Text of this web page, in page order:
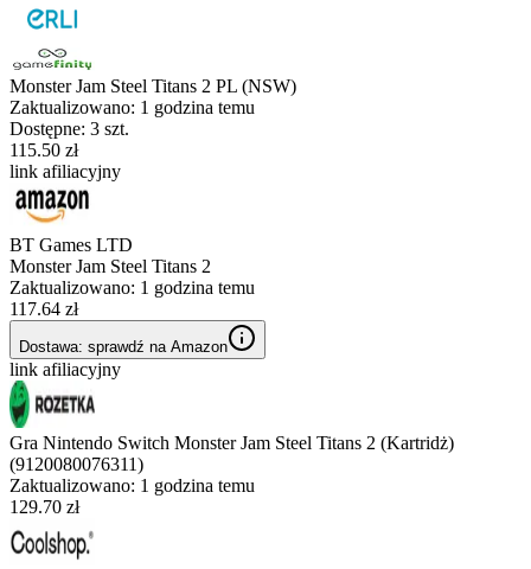
Monster Jam Steel Titans 2 PL (NSW)
Zaktualizowano: 1 godzina temu
Dostępne: 3 szt.
115.50 zł
link afiliacyjny
BT Games LTD
Monster Jam Steel Titans 2
Zaktualizowano: 1 godzina temu
117.64 zł
Dostawa: sprawdź na Amazon
link afiliacyjny
Gra Nintendo Switch Monster Jam Steel Titans 2 (Kartridż)
(9120080076311)
Zaktualizowano: 1 godzina temu
129.70 zł